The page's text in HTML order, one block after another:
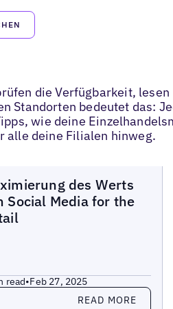
die Verfügbarkeit,
Standorten bedeutet das:
wie deine
alle deine Filialen hinweg.
des Werts
Social Media for the
read•Feb 27, 2025
more READ MORE